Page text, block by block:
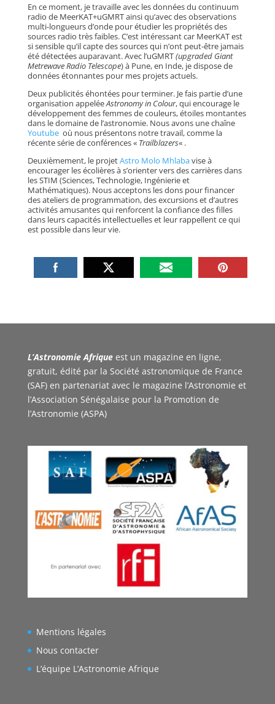
En ce moment, je travaille avec les données du continuum
radio de MeerKAT+uGMRT ainsi qu’avec des observations
multi-longueurs d’onde pour étudier les propriétés des
sources radio très faibles. C’est intéressant car MeerKAT est
si sensible qu’il capte des sources qui n’ont peut-être jamais
été détectées auparavant. Avec l’uGMRT(upgraded Giant
Metrewave Radio Telescope) à Pune, en Inde, je dispose de
données étonnantes pour mes projets actuels.
Deux publicités éhontées pour terminer. Je fais partie d’une
organisation appeléeAstronomy in Colour, qui encourage le
développement des femmes de couleurs, étoiles montantes
dans le domaine de l’astronomie. Nous avons une chaîne
Youtubeoù nous présentons notre travail, comme la
récente série de conférences « Trailblazers« .
Deuxièmement, le projetAstro Molo Mhlabavise à
encourager les écolières à s’orienter vers des carrières dans
les STIM (Sciences, Technologie, Ingénierie et
Mathématiques). Nous acceptons les dons pour financer
des ateliers de programmation, des excursions et d’autres
activités amusantes qui renforcent la confiance des filles
dans leurs capacités intellectuelles et leur rappellent ce qui
est possible dans leur vie.
L’Astronomie Afrique est un magazine en ligne,
gratuit, édité par la Société astronomique de France
(SAF) en partenariat avec le magazine l’Astronomie et
l’Association Sénégalaise pour la Promotion de
l’Astronomie (ASPA)
Mentions légales
Nous contacter
L’équipe L’Astronomie Afrique